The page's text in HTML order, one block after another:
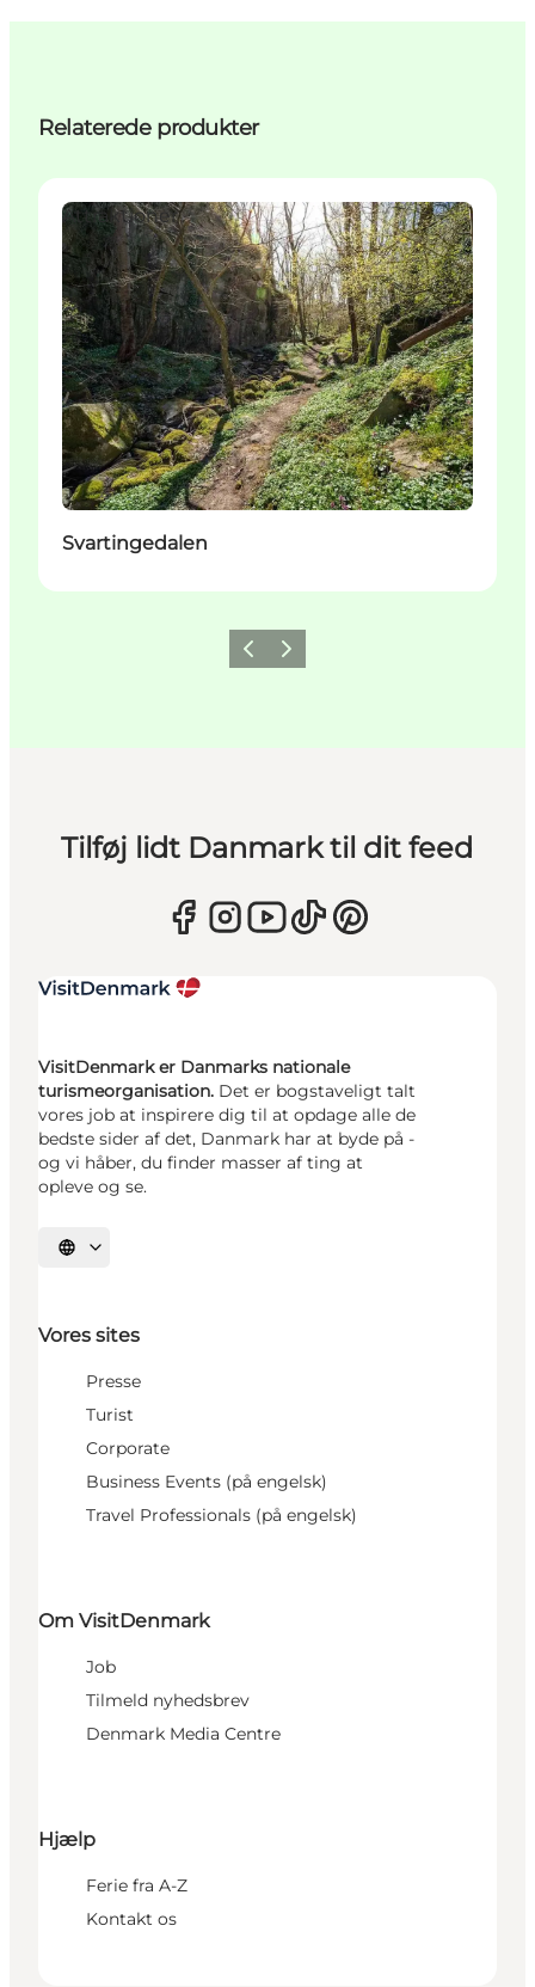
Relaterede produkter
Attraktioner
Svartingedalen
ForrigeNæste
Tilføj lidt Danmark til dit feed
VisitDenmark er Danmarks nationale
turismeorganisation. Det er bogstaveligt talt
vores job at inspirere dig til at opdage alle de
bedste sider af det, Danmark har at byde på -
og vi håber, du finder masser af ting at
opleve og se.
Vælg sprog
Vores sites
Presse
Turist
Corporate
Business Events (på engelsk)
Travel Professionals (på engelsk)
Om VisitDenmark
Job
Tilmeld nyhedsbrev
Denmark Media Centre
Hjælp
Ferie fra A-Z
Kontakt os